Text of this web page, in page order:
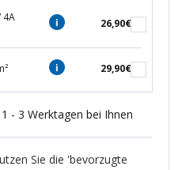
4A
26,90€
29,90€
- 3 Werktagen bei Ihnen
Sie die 'bevorzugte